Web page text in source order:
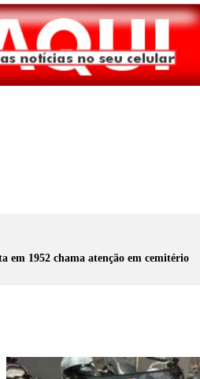
em 1952 chama atenção em cemitério